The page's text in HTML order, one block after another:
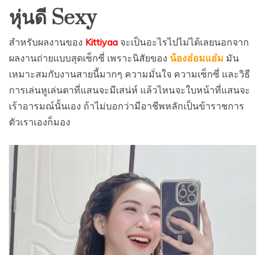
หุ่นดี Sexy
สำหรับผลงานของ Kittiyaa จะเป็นอะไรไปไม่ได้เลยนอกจาก
ผลงานถ่ายแบบสุดเซ็กซี่ เพราะนิสัยของ น้องอ๋อมแอ๋ม มัน
เหมาะสมกับงานสายนี้มากๆ ความมั่นใจ ความเซ็กซี่ และวิธี
การเล่นหูเล่นตาที่แสนจะมีเสน่ห์ แล้วไหนจะใบหน้าที่แสนจะ
เร้าอารมณ์นั้นเอง ถ้าไม่บอกว่ามีอาชีพหลักเป็นข้าราชการ
ตัวเราเองก็มอง